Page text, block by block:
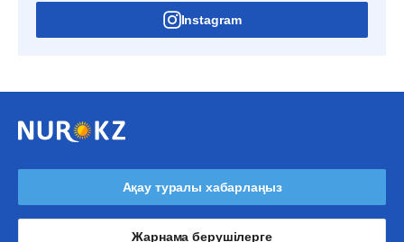
Instagram
Ақау туралы хабарлаңыз
Жарнама берушілерге